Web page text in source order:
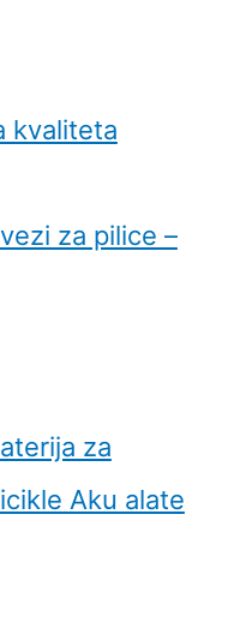
kvaliteta
za pilice –
za
Aku alate